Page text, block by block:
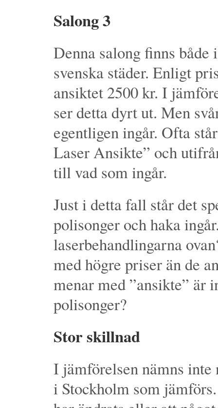
Salong 3
Denna salong finns
svenska städer. Enligt
ansiktet 2500 kr. I
ser detta dyrt ut. Men
egentligen ingår. Ofta
Laser Ansikte” och
till vad som ingår.
Just i detta fall står det
polisonger och haka
laserbehandlingarna
med högre priser än de
menar med ”ansikte” är
polisonger?
Stor skillnad
I jämförelsen nämns inte
i Stockholm som